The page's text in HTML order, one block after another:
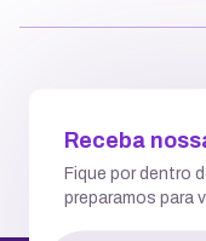
Receba
Fique por dentro
preparamos para